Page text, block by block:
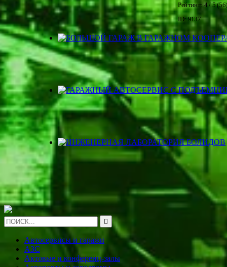
Рейтинг:4/ 5 (56
ID: 9137

Автосервисы и гаражи
АЗС
Актовые и конференц-залы